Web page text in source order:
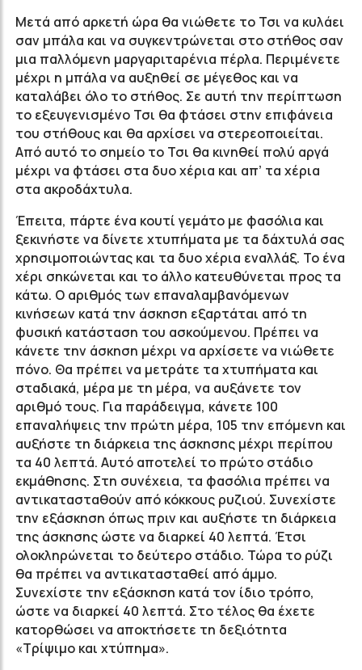
Μετά από αρκετή ώρα θα νιώθετε το Τσι να κυλάει
σαν μπάλα και να συγκεντρώνεται στο στήθος σαν
μια παλλόμενη μαργαριταρένια πέρλα. Περιμένετε
μέχρι η μπάλα να αυξηθεί σε μέγεθος και να
καταλάβει όλο το στήθος. Σε αυτή την περίπτωση
το εξευγενισμένο Τσι θα φτάσει στην επιφάνεια
του στήθους και θα αρχίσει να στερεοποιείται.
Από αυτό το σημείο το Τσι θα κινηθεί πολύ αργά
μέχρι να φτάσει στα δυο χέρια και απ’ τα χέρια
στα ακροδάχτυλα.
Έπειτα, πάρτε ένα κουτί γεμάτο με φασόλια και
ξεκινήστε να δίνετε χτυπήματα με τα δάχτυλά σας
χρησιμοποιώντας και τα δυο χέρια εναλλάξ. Το ένα
χέρι σηκώνεται και το άλλο κατευθύνεται προς τα
κάτω. Ο αριθμός των επαναλαμβανόμενων
κινήσεων κατά την άσκηση εξαρτάται από τη
φυσική κατάσταση του ασκούμενου. Πρέπει να
κάνετε την άσκηση μέχρι να αρχίσετε να νιώθετε
πόνο. Θα πρέπει να μετράτε τα χτυπήματα και
σταδιακά, μέρα με τη μέρα, να αυξάνετε τον
αριθμό τους. Για παράδειγμα, κάνετε 100
επαναλήψεις την πρώτη μέρα, 105 την επόμενη και
αυξήστε τη διάρκεια της άσκησης μέχρι περίπου
τα 40 λεπτά. Αυτό αποτελεί το πρώτο στάδιο
εκμάθησης. Στη συνέχεια, τα φασόλια πρέπει να
αντικατασταθούν από κόκκους ρυζιού. Συνεχίστε
την εξάσκηση όπως πριν και αυξήστε τη διάρκεια
της άσκησης ώστε να διαρκεί 40 λεπτά. Έτσι
ολοκληρώνεται το δεύτερο στάδιο. Τώρα το ρύζι
θα πρέπει να αντικατασταθεί από άμμο.
Συνεχίστε την εξάσκηση κατά τον ίδιο τρόπο,
ώστε να διαρκεί 40 λεπτά. Στο τέλος θα έχετε
κατορθώσει να αποκτήσετε τη δεξιότητα
«Τρίψιμο και χτύπημα».